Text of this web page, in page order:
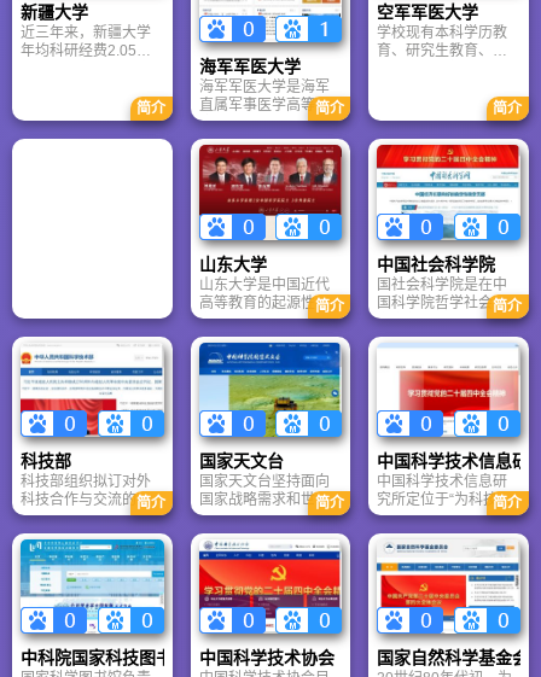
新疆大学
近三年来，新疆大学
年均科研经费2.05亿
NSFC-新疆联合基金
重点项目、国家社科
省部级以上科研奖励
30项。
简介
海军军医大学
海军军医大学是海军
直属军事医学高等学
府，国家双一流、211
工程重点建设高校。
创建于1949年，位于
上海，对外保留第二
军医大学校名。拥有3
所附属三甲医院，基
础医学入选双一流学
科，11个学科进入ESI
全球前1%，被誉为军
事医学人才培养高
地。
简介
空军军医大学
学校现有本科学历教
育、研究生教育、任
首批博士、硕士学位
授权单位，现有博士
学位一级授权学科12
个，硕士学位一级授
权学科12个，并设有
10个博士后流动站。
简介
山东大学
山东大学是中国近代
高等教育的起源性大
学。其医学学科起源
于1864年，开启近代
中国高等医学教育之
先河。其主体是1901
年创办的山东大学
堂，是继京师大学堂
之后中国创办的第二
所国立大学，也是中
国第一所按章程办学
的大学。
简介
中国社会科学院
国社会科学院是在中
国科学院哲学社会科
学学部的基础上，于
１９７７年５月建立
以学科齐全，人才集
中，资料丰富的优
势，在中国改革开放
和现代化建设的进程
中，进行创造性地理
论探索和政策研究，
肩负着从整体上提高
中国人文社会科学水
平的使命。
简介
科技部
科技部组织拟订对外
科技合作与交流的政
策，负责政府间双边
和多边及国际组织间
科技合作与交流工
作，指导相关部门和
地方对外科技合作与
交流工作，负责驻外
使领馆科技干部的选
派与相关管理，组织
科技援外与科技援华
简介
国家天文台
国家天文台坚持面向
国家战略需求和世界
科学前沿，主要从事
天文观测和理论以及
天文高技术研究，并
统筹我国天文学科发
展布局、大中型观测
设备运行和承担国家
大科学工程建设项
目，负责科研工作的
宏观协调、优化资源
简介
中国科学技术信息研
中国科学技术信息研
究所定位于“为科技部
等政府部门提供决策
支持，为科技创新主
体（企业、高等院
校、科研院所和科研
人员）提供全方位的
信息服务；成为全国
科技信息领域的共享
管理与服务中心、学
术中心、人才培养中
简介
中科院国家科技图书馆 中国科学技术协会 国家自然科学基金会